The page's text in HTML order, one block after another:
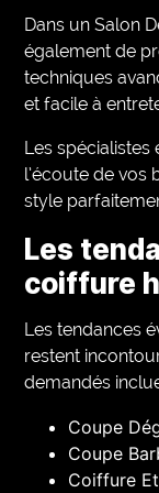
Dans un Salon
également de
techniques
et facile à
Les spécialistes
l’écoute de vos
style
Les
coiffure
Les tendances
restent
demandés
Coupe
Coupe
Coiffure